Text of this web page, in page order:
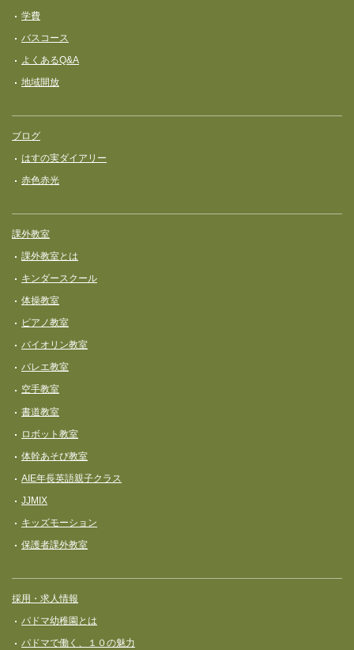
学費
バスコース
よくあるQ&A
地域開放
ブログ
はすの実ダイアリー
赤色赤光
課外教室
課外教室とは
キンダースクール
体操教室
ピアノ教室
バイオリン教室
バレエ教室
空手教室
書道教室
ロボット教室
体幹あそび教室
AIE年長英語親子クラス
JJMIX
キッズモーション
保護者課外教室
採用・求人情報
パドマ幼稚園とは
パドマで働く、１０の魅力